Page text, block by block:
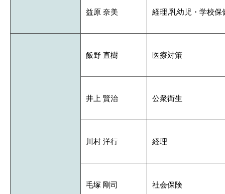
益原 奈美 経理,乳幼児・学校保
飯野 直樹 医療対策
井上 賢治 公衆衛生
川村 洋行 経理
毛塚 剛司 社会保険